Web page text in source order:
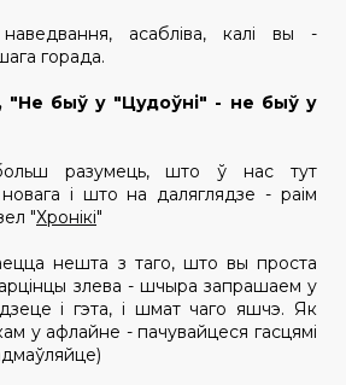
асабліва, калі вы -
горада.
"Не быў у "Цудоўні" - не быў у
разумець, што ў нас тут
і што на даляглядзе - раім
"Хронікі"
нешта з таго, што вы проста
злева - шчыра запрашаем у
і гэта, і шмат чаго яшчэ. Як
у афлайне - пачувайцеся гасцямі